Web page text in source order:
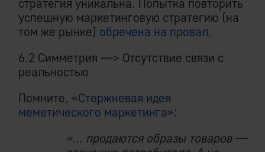
стратегия уникальна. Попытка повторить
успешную маркетинговую стратегию (на
том же рынке) обречена на провал.
6.2 Симметрия —> Отсутствие связи с
реальностью
Помните, «Стержневая идея
меметического маркетинга»:
«... продаются образы товаров —